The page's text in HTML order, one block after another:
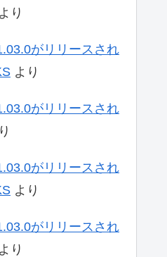
より
がリリースされ
より
がリリースされ
がリリースされ
より
がリリースされ
り